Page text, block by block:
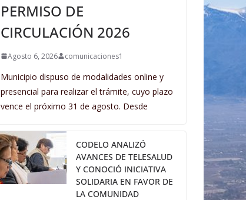
PERMISO DE
CIRCULACIÓN 2026
Agosto 6, 2026 comunicaciones1
Municipio dispuso de modalidades online y
presencial para realizar el trámite, cuyo plazo
vence el próximo 31 de agosto. Desde
CODELO ANALIZÓ
AVANCES DE TELESALUD
Y CONOCIÓ INICIATIVA
SOLIDARIA EN FAVOR DE
LA COMUNIDAD